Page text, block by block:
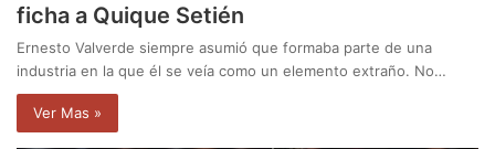
ficha a Quique Setién
Ernesto Valverde siempre asumió que formaba parte de una
industria en la que él se veía como un elemento extraño. No…
Ver Mas »